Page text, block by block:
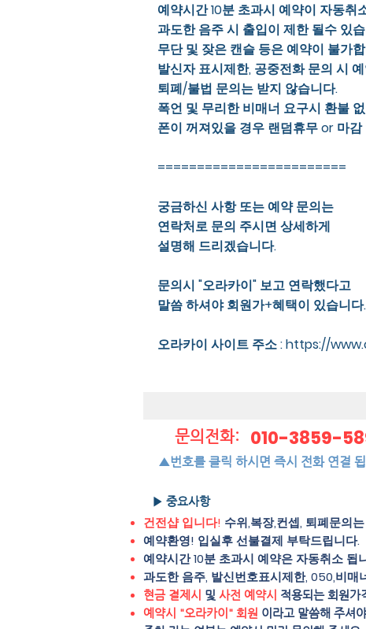
예약시간 10분 초과시 예약이 자동취
과도한 음주 시 출입이 제한 될수 있
무단 및 잦은 캔슬 등은 예약이 불가
발신자 표시제한, 공중전화 문의 시
퇴폐/불법 문의는 받지 않습니다.
폭언 및 무리한 비매너 요구시 환불
폰이 꺼져있을 경우 랜덤휴무 or 마감
========================
궁금하신 사항 또는 예약 문의는
연락처로 문의 주시면 상세하게
설명해 드리겠습니다.
문의시 "오라카이" 보고 연락했다고
말씀 하셔야 회원가+혜택이 있습니다.
오라카이 사이트 주소 :https://
문의전화: 010-3859-
▲번호를 클릭 하시면 즉시 전화 연결
▶ 중요사항
건전샵 입니다! 수위,복장,컨셉, 퇴폐문의
예약환영! 입실후 선불결제 부탁드립니다.
예약시간 10분 초과시 예약은 자동취소 됩
과도한 음주, 발신번호표시제한, 050,비매
현금 결제시 및 사전 예약시 적용되는 회원가
예약시 "오라카이" 회원 이라고 말씀해 주셔